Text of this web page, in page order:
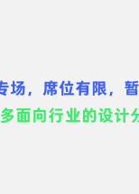
场，席位有限，暂
面向行业的设计